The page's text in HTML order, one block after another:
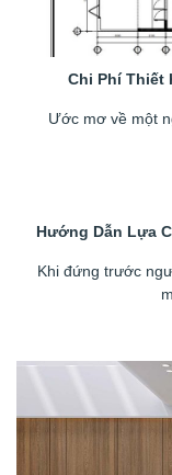
Chi Phí Thiết
Ước mơ về một
Hướng Dẫn Lựa
Khi đứng trước